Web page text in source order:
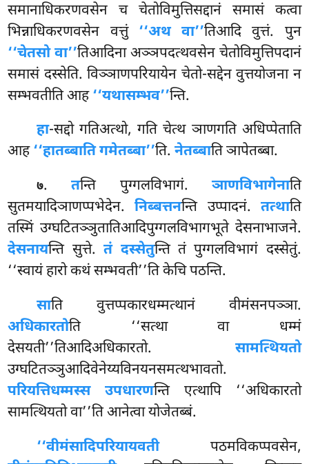
समानाधिकरणवसेन च चेतोविमुत्तिसद्दानं समासं कत्वा
भिन्नाधिकरणवसेन वत्तुं ‘‘अथ वा’’तिआदि वुत्तं. पुन
‘‘चेतसो वा’’तिआदिना अञ्ञपदत्थवसेन चेतोविमुत्तिपदानं
समासं दस्सेति. विञ्ञाणपरियायेन चेतो-सद्देन वुत्तयोजना न
सम्भवतीति आह‘‘यथासम्भव’’न्ति.
हा-सद्दो गतिअत्थो, गति चेत्थ ञाणगति अधिप्पेताति
आह‘‘हातब्बाति गमेतब्बा’’ति.नेतब्बाति ञापेतब्बा.
७.तन्ति पुग्गलविभागं. ञाणविभागेनाति
सुतमयादिञाणप्पभेदेन.निब्बत्तनन्ति उप्पादनं. तत्थाति
तस्मिं उग्घटितञ्ञुतातिआदिपुग्गलविभागभूते देसनाभाजने.
देसनायन्ति सुत्ते.तं दस्सेतुन्ति तं पुग्गलविभागं दस्सेतुं.
‘‘स्वायं हारो कथं सम्भवती’’ति केचि पठन्ति.
साति वुत्तप्पकारधम्मत्थानं वीमंसनपञ्ञा.
अधिकारतोति ‘‘सत्था वा धम्मं
देसयती’’तिआदिअधिकारतो. सामत्थियतो
उग्घटितञ्ञुआदिवेनेय्यविनयनसमत्थभावतो.
परियत्तिधम्मस्स उपधारणन्ति एत्थापि ‘‘अधिकारतो
सामत्थियतो वा’’ति आनेत्वा योजेतब्बं.
‘‘वीमंसादिपरियायवतीपठमविकप्पवसेन,